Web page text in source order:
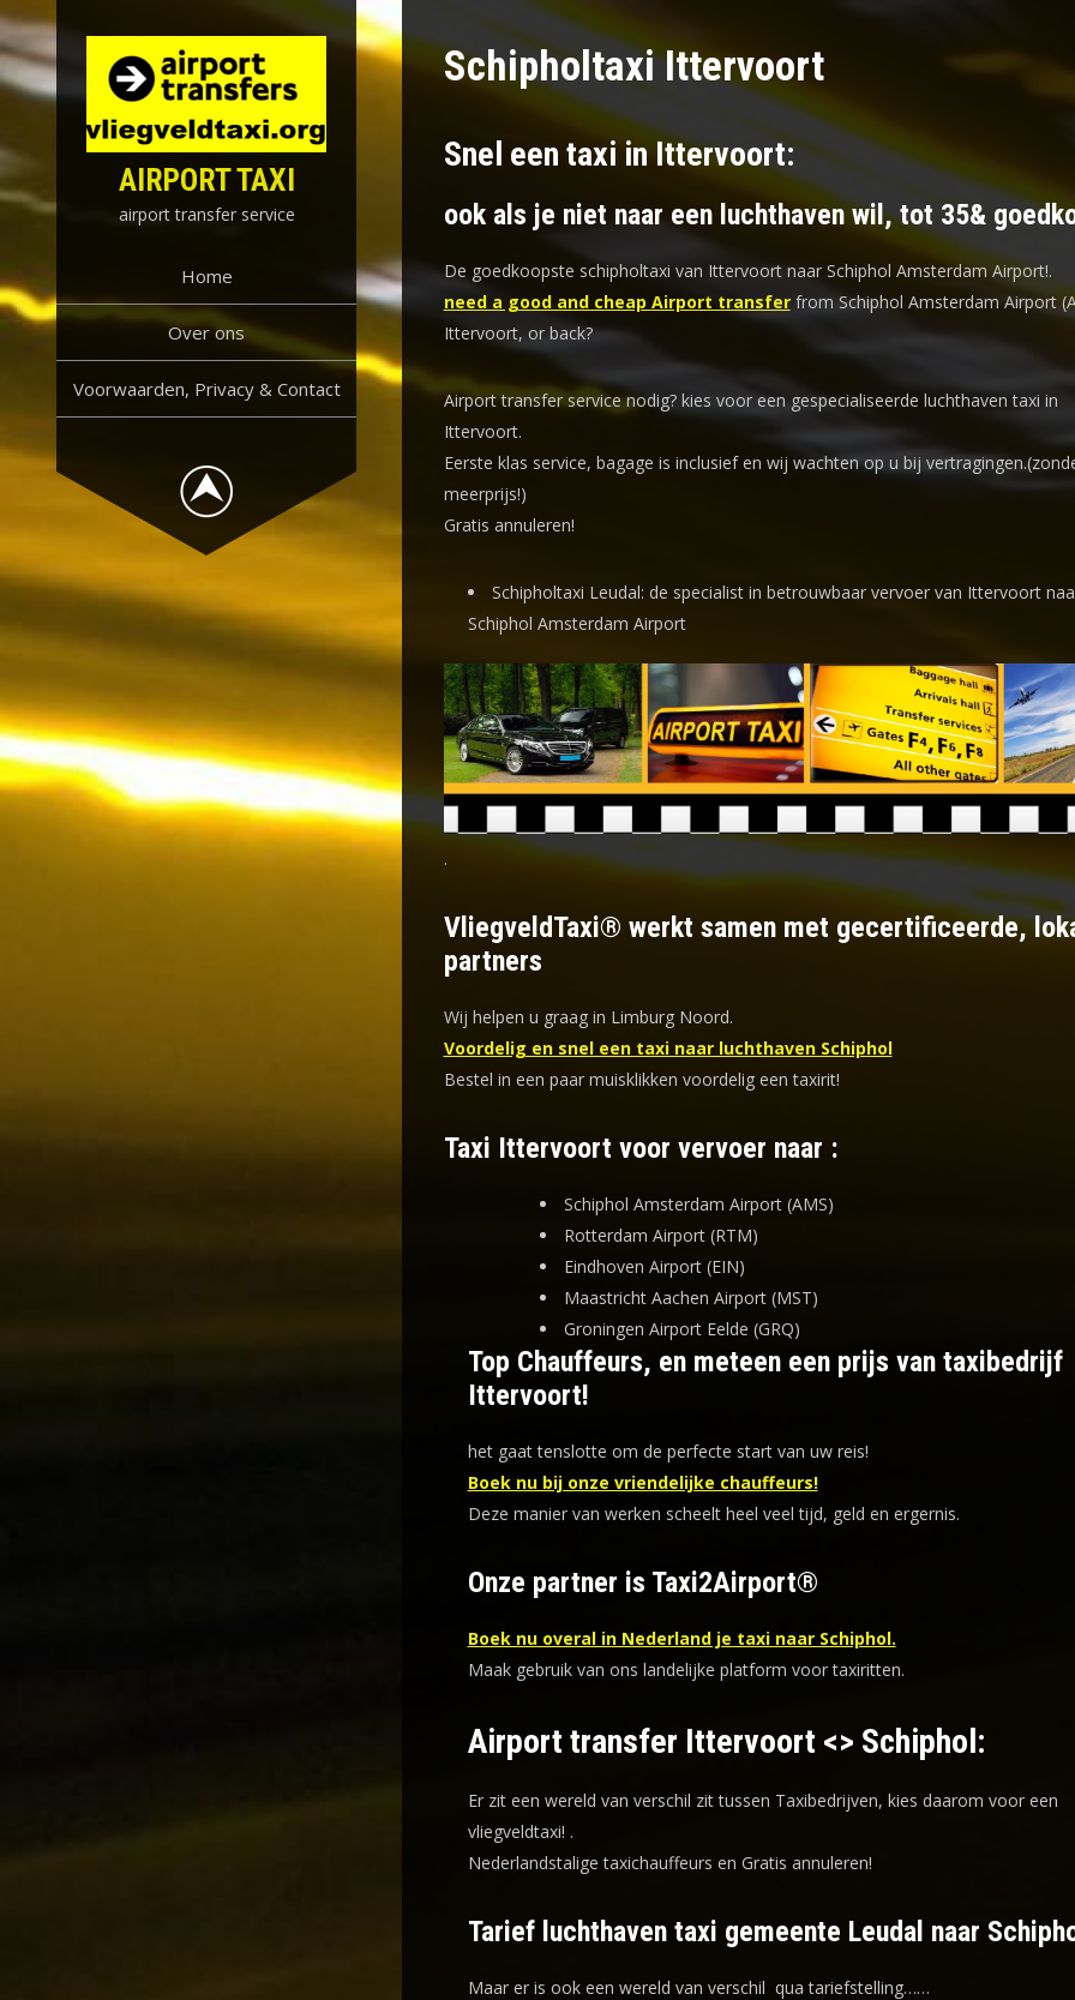
Skip
to
content
AIRPORT TAXI
airport transfer service
Home
Over ons
Voorwaarden, Privacy & Contact
Schipholtaxi Ittervoort
Snel een taxi in Ittervoort:
ook als je niet naar een luchthaven wil, tot 35&
De goedkoopste schipholtaxi van Ittervoort naar Schiphol Amsterdam Airport!.
need a good and cheap Airport transferfrom Schiphol Amsterdam Airport
Ittervoort, or back?
Airport transfer service nodig? kies voor een gespecialiseerde luchthaven taxi in
Ittervoort.
Eerste klas service, bagage is inclusief en wij wachten op u bij
meerprijs!)
Gratis annuleren!
Schipholtaxi Leudal: de specialist in betrouwbaar vervoer van Ittervoort
Schiphol Amsterdam Airport
.
VliegveldTaxi® werkt samen met gecertificeerde,
partners
Wij helpen u graag in Limburg Noord.
Voordelig en snel een taxi naar luchthaven Schiphol
Bestel in een paar muisklikken voordelig een taxirit!
Taxi Ittervoort voor vervoer naar :
Schiphol Amsterdam Airport (AMS)
Rotterdam Airport (RTM)
Eindhoven Airport (EIN)
Maastricht Aachen Airport (MST)
Groningen Airport Eelde (GRQ)
Top Chauffeurs, en meteen een prijs van taxibedrijf
Ittervoort!
het gaat tenslotte om de perfecte start van uw reis!
Boek nu bij onze vriendelijke chauffeurs!
Deze manier van werken scheelt heel veel tijd, geld en ergernis.
Onze partner is Taxi2Airport®
Boek nu overal in Nederland je taxi naar Schiphol.
Maak gebruik van ons landelijke platform voor taxiritten.
Airport transfer Ittervoort <> Schiphol:
Er zit een wereld van verschil zit tussen Taxibedrijven, kies daarom voor een
vliegveldtaxi! .
Nederlandstalige taxichauffeurs en Gratis annuleren!
Tarief luchthaven taxi gemeente Leudal naar
Maar er is ook een wereld van verschil qua tariefstelling……